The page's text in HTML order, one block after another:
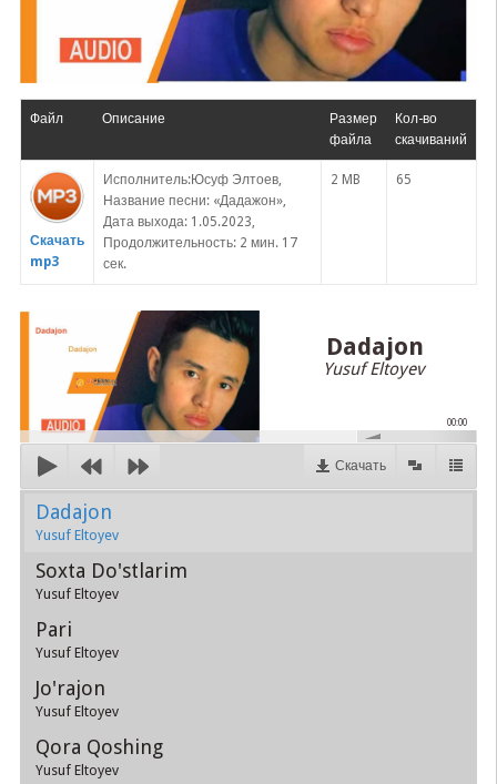
Файл Описание
Размер
файла
Кол-во
скачиваний
Скачать
mp3
Исполнитель:Юсуф Элтоев,
Название песни: «Дадажон»,
Дата выхода: 1.05.2023,
Продолжительность: 2 мин. 17
сек.
2 MB 65
Dadajon
Yusuf Eltoyev
00:00
Скачать
Dadajon
Yusuf Eltoyev
Soxta Do'stlarim
Yusuf Eltoyev
Pari
Yusuf Eltoyev
Jo'rajon
Yusuf Eltoyev
Qora Qoshing
Yusuf Eltoyev